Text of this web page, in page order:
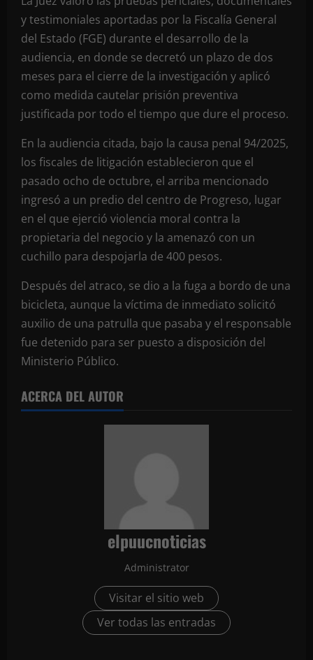
y testimoniales aportadas por la Fiscalía General
del Estado (FGE) durante el desarrollo de la
audiencia, en donde se decretó un plazo de dos
meses para el cierre de la investigación y aplicó
como medida cautelar prisión preventiva
justificada por todo el tiempo que dure el proceso.
En la audiencia citada, bajo la causa penal 94/2025,
los fiscales de litigación establecieron que el
pasado ocho de octubre, el arriba mencionado
ingresó a un predio del centro de Progreso, lugar
en el que ejerció violencia moral contra la
propietaria del negocio y la amenazó con un
cuchillo para despojarla de 400 pesos.
Después del atraco, se dio a la fuga a bordo de una
bicicleta, aunque la víctima de inmediato solicitó
auxilio de una patrulla que pasaba y el responsable
fue detenido para ser puesto a disposición del
Ministerio Público.
ACERCA DEL AUTOR
elpuucnoticias
Administrator
Visitar el sitio web
Ver todas las entradas